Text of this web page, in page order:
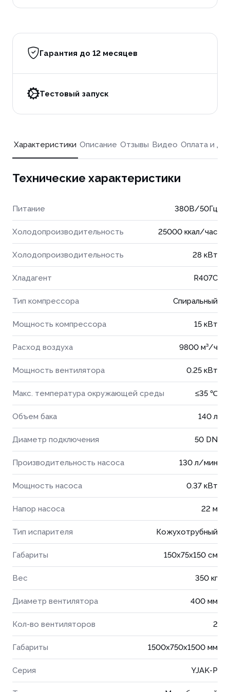
Гарантия до 12 месяцев
Тестовый запуск
Характеристики Описание Отзывы Видео Оплата и
Технические характеристики
Питание 380В/50Гц
Холодопроизводительность 25000 ккал/час
Холодопроизводительность 28 кВт
Хладагент R407C
Тип компрессора Спиральный
Мощность компрессора 15 кВт
Расход воздуха 9800 м³/ч
Мощность вентилятора 0.25 кВт
Макс. температура окружающей среды ≤35 ℃
Объем бака 140 л
Диаметр подключения 50 DN
Производительность насоса 130 л/мин
Мощность насоса 0.37 кВт
Напор насоса 22 м
Тип испарителя Кожухотрубный
Габариты 150x75x150 см
Вес 350 кг
Диаметр вентилятора 400 мм
Кол-во вентиляторов 2
Габариты 1500x750x1500 мм
Серия YJAK-P